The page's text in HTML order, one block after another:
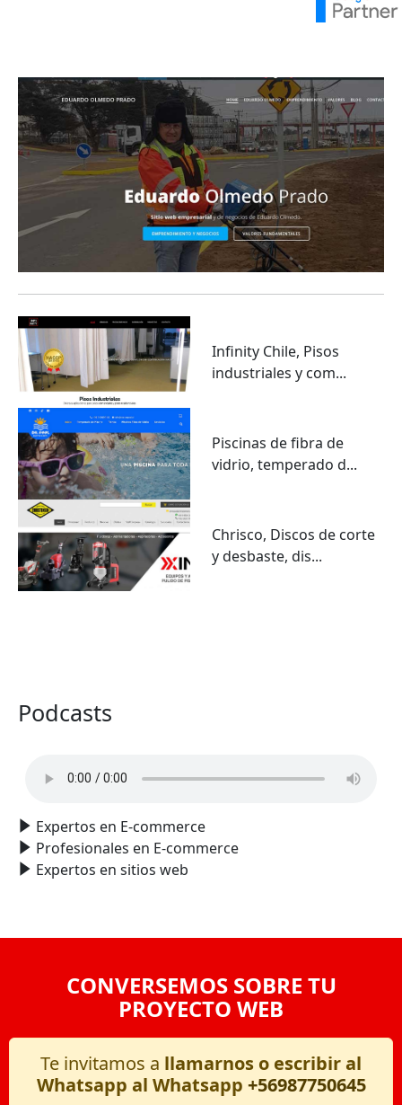
Infinity Chile, Pisos
industriales y com...
Piscinas de fibra de
vidrio, temperado d...
Chrisco, Discos de corte
y desbaste, dis...
Podcasts
Expertos en E-commerce
Profesionales en E-commerce
Expertos en sitios web
CONVERSEMOS SOBRE TU
PROYECTO WEB
Te invitamos a llamarnos o escribir al
Whatsapp al Whatsapp +56987750645